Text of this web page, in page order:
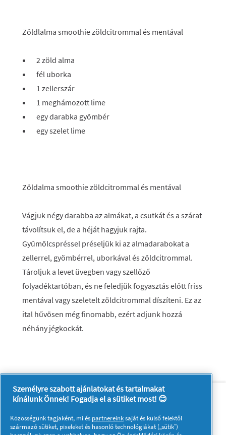
Zöldlalma smoothie zöldcitrommal és mentával
2 zöld alma
fél uborka
1 zellerszár
1 meghámozott lime
egy darabka gyömbér
egy szelet lime
Zöldalma smoothie zöldcitrommal és mentával
Vágjuk négy darabba az almákat, a csutkát és a szárat
távolítsuk el, de a héját hagyjuk rajta.
Gyümölcspréssel préseljük ki az almadarabokat a
zellerrel, gyömbérrel, uborkával és zöldcitrommal.
Tároljuk a levet üvegben vagy szellőző
folyadéktartóban, és ne feledjük fogyasztás előtt friss
mentával vagy szeletelt zöldcitrommal díszíteni. Ez az
ital hűvösen még finomabb, ezért adjunk hozzá
néhány jégkockát.
Rólunk
Kapcsolatfelvétel
A pg.com felkeresése
Kövessen minket:
Személyre szabott ajánlatokat és tartalmakat
kínálunk Önnek! Fogadja el a sütiket most! 😊
Közösségünk tagjaként, mi és partnereinksaját és külső felektől
származó sütiket, pixeleket és hasonló technológiákat („sütik”)